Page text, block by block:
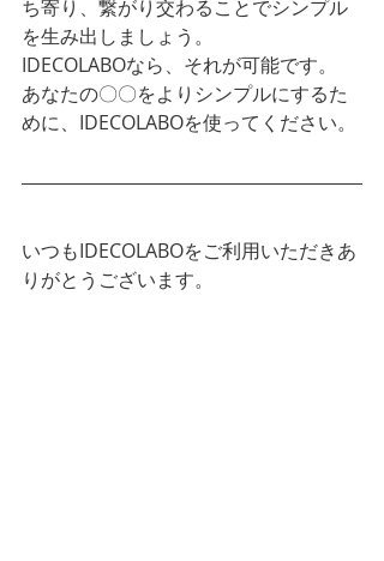
ち寄り、繋がり交わることでシンプル
を生み出しましょう。
IDECOLABOなら、それが可能です。
あなたの〇〇をよりシンプルにするた
めに、IDECOLABOを使ってください。
いつもIDECOLABOをご利用いただきあ
りがとうございます。